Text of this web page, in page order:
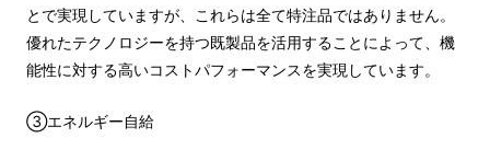
とで実現していますが、これらは全て特注品ではありません。
優れたテクノロジーを持つ既製品を活用することによって、機
能性に対する高いコストパフォーマンスを実現しています。
③エネルギー自給